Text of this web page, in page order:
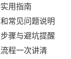
用指南
常见问题说明
骤与避坑提醒
程一次讲清